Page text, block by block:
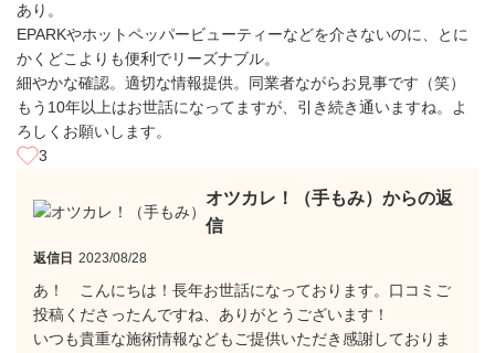
あり。
EPARKやホットペッパービューティーなどを介さないのに、とに
かくどこよりも便利でリーズナブル。
細やかな確認。適切な情報提供。同業者ながらお見事です（笑）
もう10年以上はお世話になってますが、引き続き通いますね。よ
ろしくお願いします。
3
オツカレ！（手もみ）からの返
信
返信日 2023/08/28
あ！ こんにちは！長年お世話になっております。口コミご
投稿くださったんですね、ありがとうございます！
いつも貴重な施術情報などもご提供いただき感謝しておりま